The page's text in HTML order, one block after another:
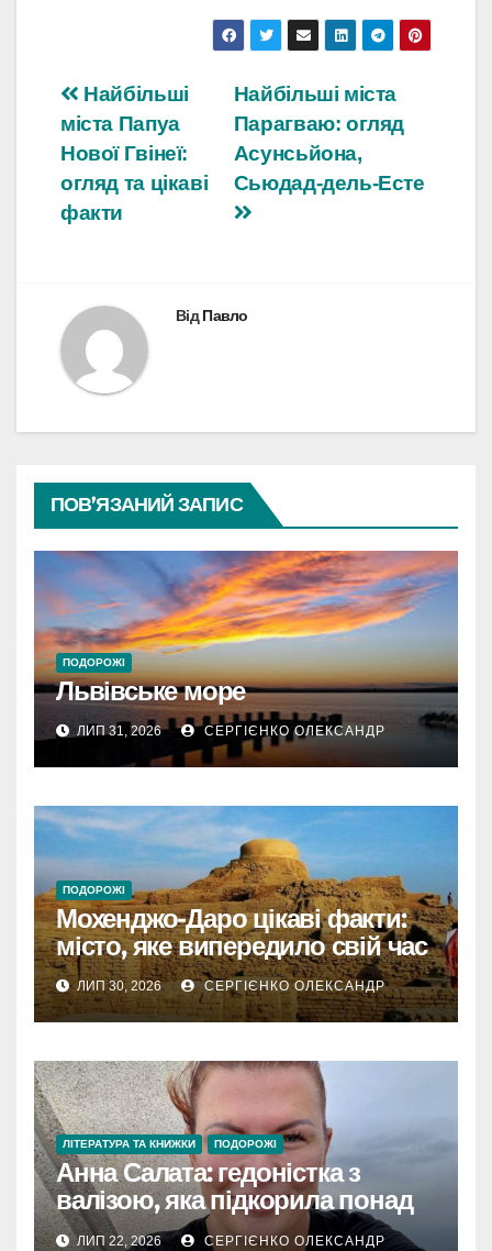
Навігація
записів
Найбільші міста
Парагваю: огляд
Асунсьйона,
Сьюдад-дель-Есте
Найбільші
міста Папуа
Нової Гвінеї:
огляд та цікаві
факти
ВідПавло
ПОВ’ЯЗАНИЙ ЗАПИС
ПОДОРОЖІ
Львівське море
ЛИП 31, 2026 СЕРГІЄНКО ОЛЕКСАНДР
ПОДОРОЖІ
Мохенджо-Даро цікаві факти:
місто, яке випередило свій час
ЛИП 30, 2026 СЕРГІЄНКО ОЛЕКСАНДР
ЛІТЕРАТУРА ТА КНИЖКИ ПОДОРОЖІ
Анна Салата: гедоністка з
валізою, яка підкорила понад
60 країн
ЛИП 22, 2026 СЕРГІЄНКО ОЛЕКСАНДР